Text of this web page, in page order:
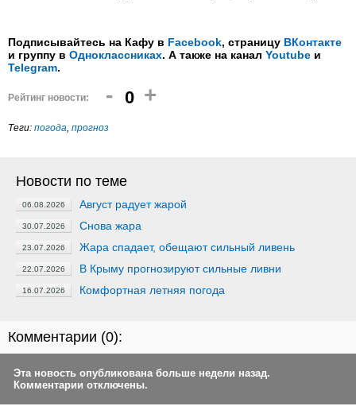
Подписывайтесь на Кафу в Facebook, страницу ВКонтакте
и группу в Одноклассниках. А также на канал Youtube и
Telegram.
Рейтинг новости: - 0 +
Теги: погода, прогноз
Новости по теме
06.08.2026 Август радует жарой
30.07.2026 Снова жара
23.07.2026 Жара спадает, обещают сильный ливень
22.07.2026 В Крыму прогнозируют сильные ливни
16.07.2026 Комфортная летняя погода
Комментарии (0):
Эта новость опубликована больше недели назад.
Комментарии отключены.